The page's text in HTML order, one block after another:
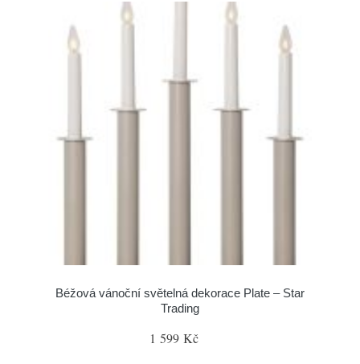
Béžová vánoční světelná dekorace Plate – Star
Trading
1 599 Kč